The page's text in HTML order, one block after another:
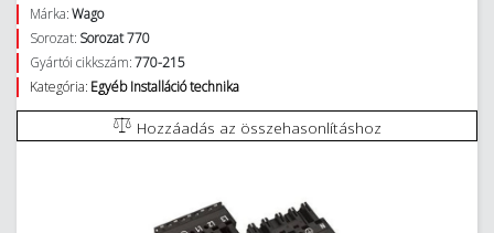
Márka:Wago
Sorozat: Sorozat 770
Gyártói cikkszám:770-215
Kategória: Egyéb Installáció technika
Hozzáadás az összehasonlításhoz